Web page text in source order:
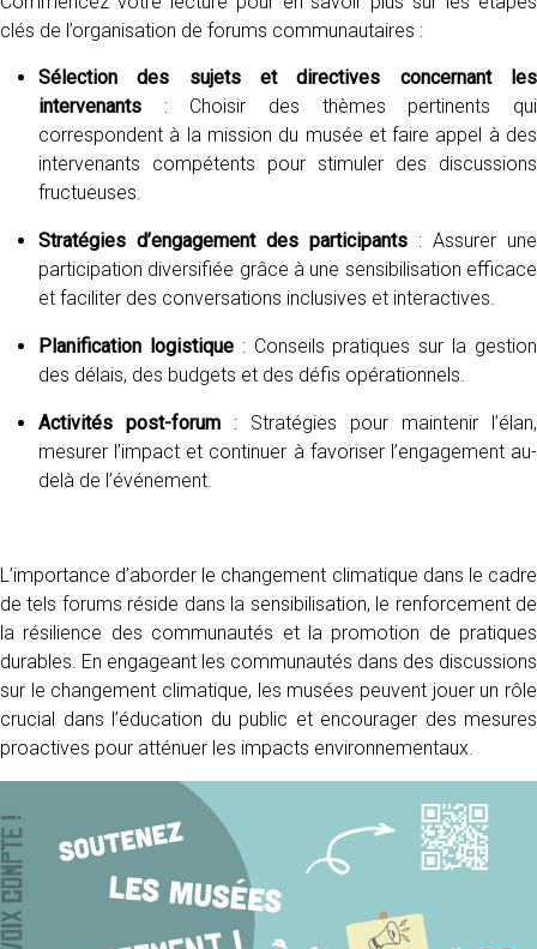
clés de l’organisation de forums communautaires :
Sélection des sujets et directives concernant les
intervenants : Choisir des thèmes pertinents qui
correspondent à la mission du musée et faire appel à des
intervenants compétents pour stimuler des discussions
fructueuses.
Stratégies d’engagement des participants : Assurer une
participation diversifiée grâce à une sensibilisation efficace
et faciliter des conversations inclusives et interactives.
Planification logistique: Conseils pratiques sur la gestion
des délais, des budgets et des défis opérationnels.
Activités post-forum : Stratégies pour maintenir l’élan,
mesurer l’impact et continuer à favoriser l’engagement au-
delà de l’événement.
L’importance d’aborder le changement climatique dans le cadre
de tels forums réside dans la sensibilisation, le renforcement de
la résilience des communautés et la promotion de pratiques
durables. En engageant les communautés dans des discussions
sur le changement climatique, les musées peuvent jouer un rôle
crucial dans l’éducation du public et encourager des mesures
proactives pour atténuer les impacts environnementaux.